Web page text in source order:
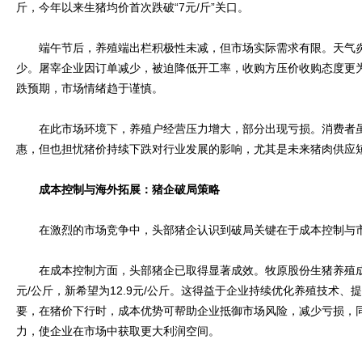
斤，今年以来生猪均价首次跌破“7元/斤”关口。
端午节后，养殖端出栏积极性未减，但市场实际需求有限。天气
少。屠宰企业因订单减少，被迫降低开工率，收购方压价收购态度
跌预期，市场情绪趋于谨慎。
在此市场环境下，养殖户经营压力增大，部分出现亏损。消费者
惠，但也担忧猪价持续下跌对行业发展的影响，尤其是未来猪肉供应
成本控制与海外拓展：猪企破局策略
在激烈的市场竞争中，头部猪企认识到破局关键在于成本控制与
在成本控制方面，头部猪企已取得显著成效。牧原股份生猪养殖
元/公斤，新希望为12.9元/公斤。这得益于企业持续优化养殖技术、
要，在猪价下行时，成本优势可帮助企业抵御市场风险，减少亏损，
力，使企业在市场中获取更大利润空间。